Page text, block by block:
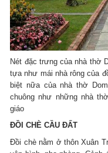
Nét đặc trưng của nhà thờ
tựa như mái nhà rông của
biệt nữa của nhà thờ
chuông như những nhà
giáo
ĐỒI CHÈ CẦU ĐẤT
Đồi chè nằm ở thôn Xuân